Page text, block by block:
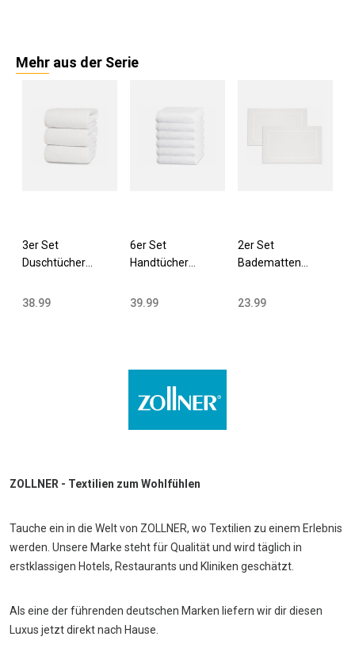
Mehr aus der Serie
3er Set
Duschtücher
Baumwolle 520
38.99
6er Set
Handtücher
Baumwolle 520
39.99
2er Set
Badematten
Baumwolle
23.99
ZOLLNER - Textilien zum Wohlfühlen
Tauche ein in die Welt von ZOLLNER, wo Textilien zu einem Erlebnis
werden. Unsere Marke steht für Qualität und wird täglich in
erstklassigen Hotels, Restaurants und Kliniken geschätzt.
Als eine der führenden deutschen Marken liefern wir dir diesen
Luxus jetzt direkt nach Hause.